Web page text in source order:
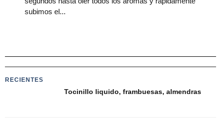
subimos el
RECIENTES
Tocinillo liquido, frambuesas, almendras